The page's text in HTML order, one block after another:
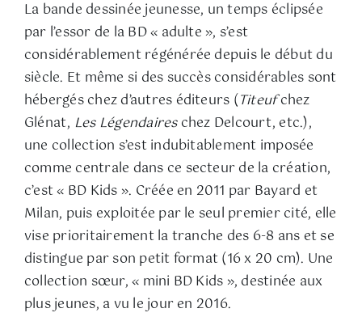
La bande dessinée jeunesse, un temps éclipsée
par l’essor de la BD « adulte », s’est
considérablement régénérée depuis le début du
siècle. Et même si des succès considérables sont
hébergés chez d’autres éditeurs (Titeufchez
Glénat, Les Légendaireschez Delcourt, etc.),
une collection s’est indubitablement imposée
comme centrale dans ce secteur de la création,
c’est « BD Kids ». Créée en 2011 par Bayard et
Milan, puis exploitée par le seul premier cité, elle
vise prioritairement la tranche des 6-8 ans et se
distingue par son petit format (16 x 20 cm). Une
collection sœur, « mini BD Kids », destinée aux
plus jeunes, a vu le jour en 2016.